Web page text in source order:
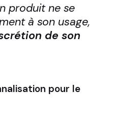
produit ne se
à son usage,
de son
pour le